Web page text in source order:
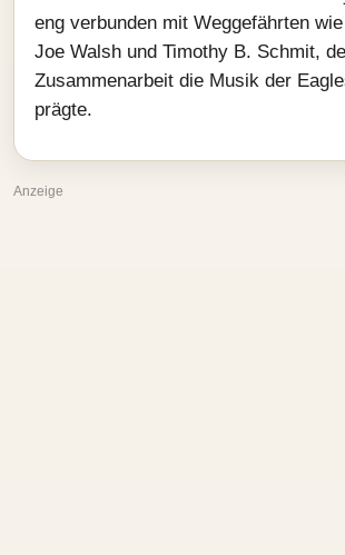
eng verbunden mit Weggefährten wie
Joe Walsh und Timothy B. Schmit,
Zusammenarbeit die Musik der
prägte.
Anzeige